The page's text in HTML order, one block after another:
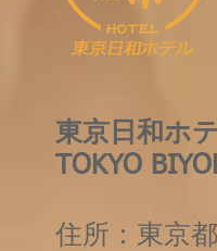
東京日和ホ
TOKYO
住所：東京